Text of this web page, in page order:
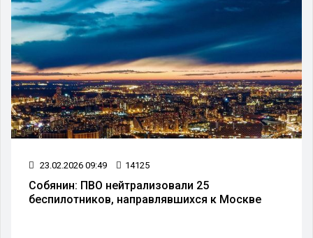
23.02.2026 09:49 14125
Собянин: ПВО нейтрализовали 25
беспилотников, направлявшихся к Москве